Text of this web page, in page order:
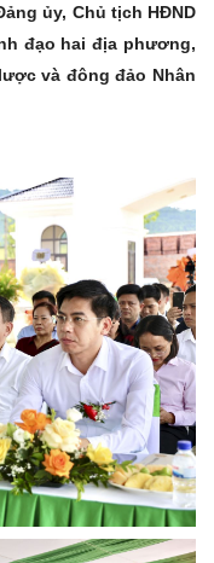
ủy, Chủ tịch HĐND
đạo hai địa phương,
và đông đảo Nhân